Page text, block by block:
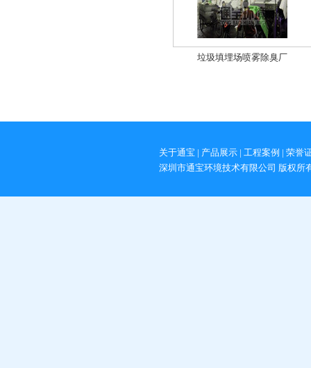
垃圾填埋场喷雾除臭厂
关于通宝 | 产品展示 | 工程案例 | 荣誉
深圳市通宝环境技术有限公司 版权所